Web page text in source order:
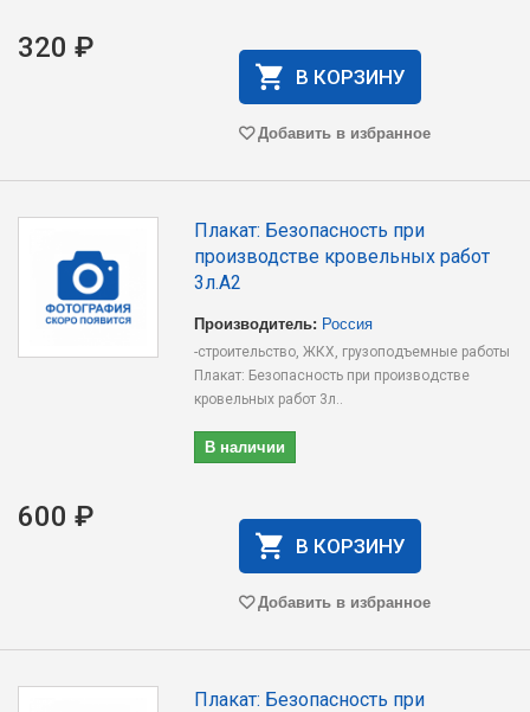
320 ₽
В КОРЗИНУ
Добавить в избранное
Плакат: Безопасность при
производстве кровельных работ
3л.А2
Производитель: Россия
-строительство, ЖКХ, грузоподъемные работы
Плакат: Безопасность при производстве
кровельных работ 3л..
В наличии
600 ₽
В КОРЗИНУ
Добавить в избранное
Плакат: Безопасность при